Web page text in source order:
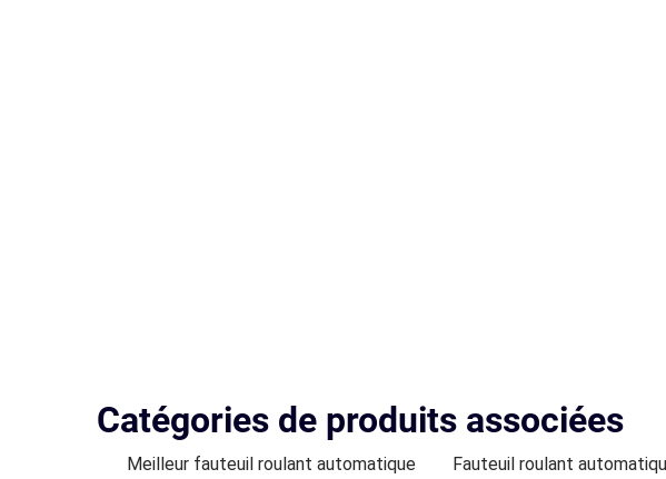
Catégories de produits associées
Meilleur fauteuil roulant automatique Fauteuil roulant